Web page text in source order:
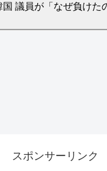
議員が「なぜ負けた
スポンサーリンク